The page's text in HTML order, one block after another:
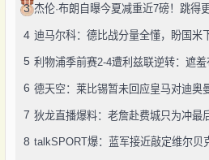
3
4 迪马尔科：德比战分量全懂，盼国米
5
6
7
8 talkSPORT爆：蓝军接近敲定维尔贝